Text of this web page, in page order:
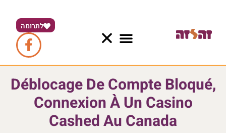
לתרומה
Déblocage De Compte Bloqué,
Connexion À Un Casino
Cashed Au Canada